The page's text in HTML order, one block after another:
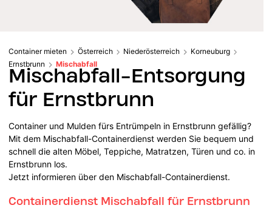
Container mieten Österreich Niederösterreich
Korneuburg
Ernstbrunn
Mischabfall
Mischabfall-Entsorgung
für Ernstbrunn
Container und Mulden fürs Entrümpeln in Ernstbrunn gefällig?
Mit dem Mischabfall-Containerdienst werden Sie bequem und
schnell die alten Möbel, Teppiche, Matratzen, Türen und co. in
Ernstbrunn los.
Jetzt informieren über den Mischabfall-Containerdienst.
Containerdienst Mischabfall für Ernstbrunn